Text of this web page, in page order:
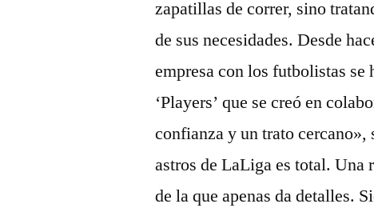
zapatillas de correr, sino
de sus necesidades. Desde
empresa con los futbolistas se
‘Players’ que se creó en
confianza y un trato
astros de LaLiga es total.
de la que apenas da detalles.